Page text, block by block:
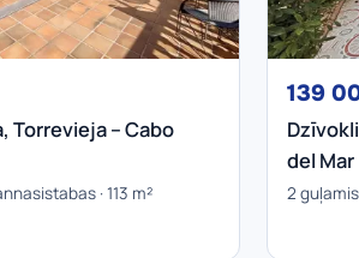
Torrevieja – Cabo
· 113 m²
139
del Mar
2